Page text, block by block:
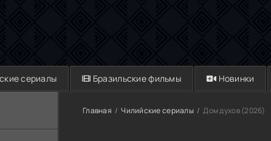
сериалы Бразильские фильмы Новинки
Главная Чилийские сериалы Дом духов (2026)